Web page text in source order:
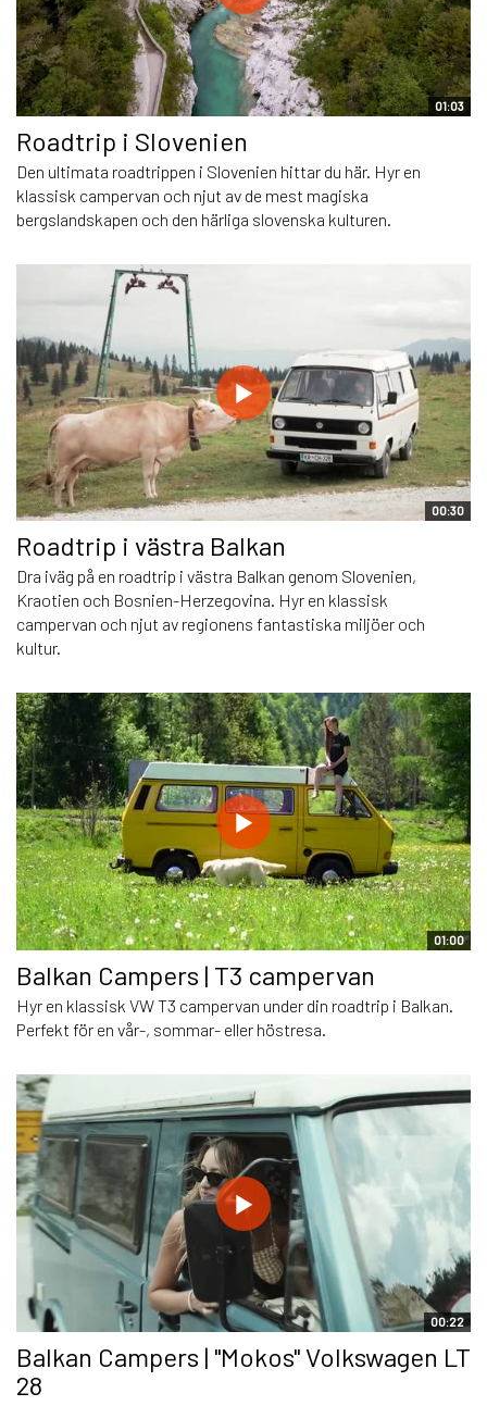
01:03
Roadtrip i Slovenien
Den ultimata roadtrippen i Slovenien hittar du här. Hyr en
klassisk campervan och njut av de mest magiska
bergslandskapen och den härliga slovenska kulturen.
00:30
Roadtrip i västra Balkan
Dra iväg på en roadtrip i västra Balkan genom Slovenien,
Kraotien och Bosnien-Herzegovina. Hyr en klassisk
campervan och njut av regionens fantastiska miljöer och
kultur.
01:00
Balkan Campers | T3 campervan
Hyr en klassisk VW T3 campervan under din roadtrip i Balkan.
Perfekt för en vår-, sommar- eller höstresa.
00:22
Balkan Campers | "Mokos" Volkswagen LT
28